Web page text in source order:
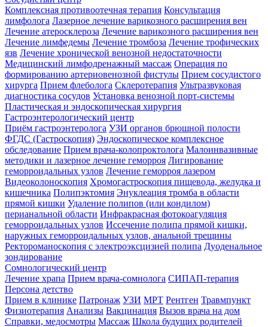
Комплексная противоотечная терапия Консультация
лимфолога Лазерное лечение варикозного расширения вен
Лечение атеросклероза Лечение варикозного расширения вен
Лечение лимфедемы Лечение тромбоза Лечение трофических
язв Лечение хронической венозной недостаточности
Медицинский лимфодренажный массаж Операция по
формированию артериовенозной фистулы Прием сосудистого
хирурга Прием флеболога Склеротерапия Ультразвуковая
диагностика сосудов Установка венозной порт-системы
Пластическая и эндоскопическая хирургия
Гастроэнтерологический центр
Приём гастроэнтеролога УЗИ органов брюшной полости
ФГДС (Гастроскопия) Эндоскопическое комплексное
обследование Прием врача-колопроктолога Малоинвазивные
методики и лазерное лечение геморроя Лигирование
геморроидальных узлов Лечение геморроя лазером
Видеоколоноскопия Хромогастроскопия пищевода, желудка и
кишечника Полипэктомия Энуклеация тромба в области
прямой кишки Удаление полипов (или кондилом)
перианальной области Инфракрасная фотокоагуляция
геморроидальных узлов Иссечение полипа прямой кишки,
наружных геморроидальных узлов, анальной трещины
Ректороманоскопия с электроэксцизией полипа Дуоденальное
зондирование
Сомнологический центр
Лечение храпа Прием врача-сомнолога СИПАП-терапия
Персона детство
Прием в клинике Патронаж УЗИ МРТ Рентген Травмпункт
Физиотерапия Анализы Вакцинация Вызов врача на дом
Справки, медосмотры Массаж Школа будущих родителей